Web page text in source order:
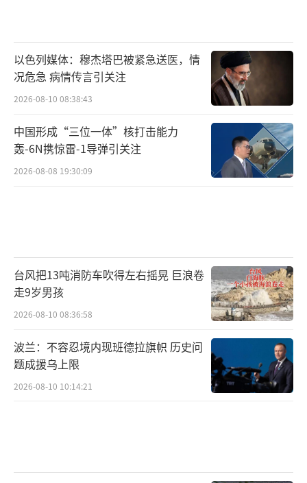
以色列媒体：穆杰塔巴被紧急送医，情
况危急 病情传言引关注
2026-08-10 08:38:43
中国形成“三位一体”核打击能力
轰-6N携惊雷-1导弹引关注
2026-08-08 19:30:09
台风把13吨消防车吹得左右摇晃 巨浪卷
走9岁男孩
2026-08-10 08:36:58
波兰：不容忍境内现班德拉旗帜 历史问
题成援乌上限
2026-08-10 10:14:21